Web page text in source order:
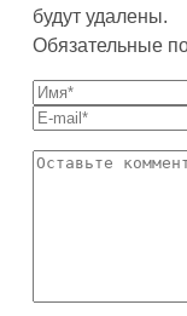
будут удалены.
Обязательные